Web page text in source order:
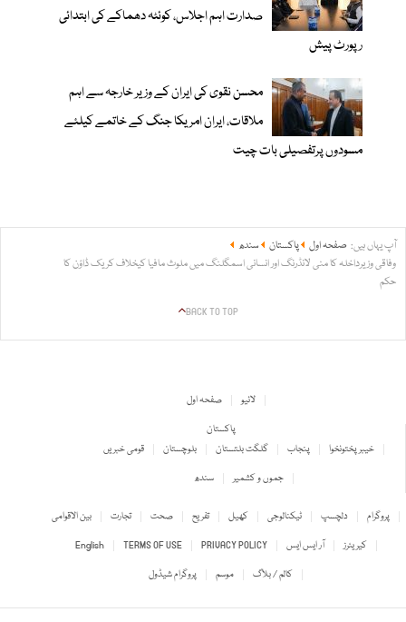
صدارت اہم اجلاس، کوئٹہ دھماکے کی ابتدائی
رپورٹ پیش
محسن نقوی کی ایران کے وزیر خارجہ سے اہم
ملاقات، ایران امریکا جنگ کے خاتمے کیلئے
مسودوں پرتفصیلی بات چیت
آپ یہاں ہیں: صفحہ اول پاکستان
سندھ
وفاقی وزیرداخلہ کا منی لانڈرنگ اور انسانی اسمگلنگ میں ملوث مافیا کیخلاف کریک ڈاؤن کا
حکم
BACK TO TOP
صفحہ اول
لائیو
پاکستان
قومی خبریں
بلوچستان گلگت بلتستان پنجاب
خیبر پختونخوا
سندھ
جموں و کشمیر
بین الاقوامی تجارت صحت تفریح کھیل ٹیکنالوجی دلچسپ
پروگرام
English
TERMS OF USE PRIVACY POLICY آر ایس ایس
کیریئرز
پروگرام شیڈول
موسم کالم / بلاگ